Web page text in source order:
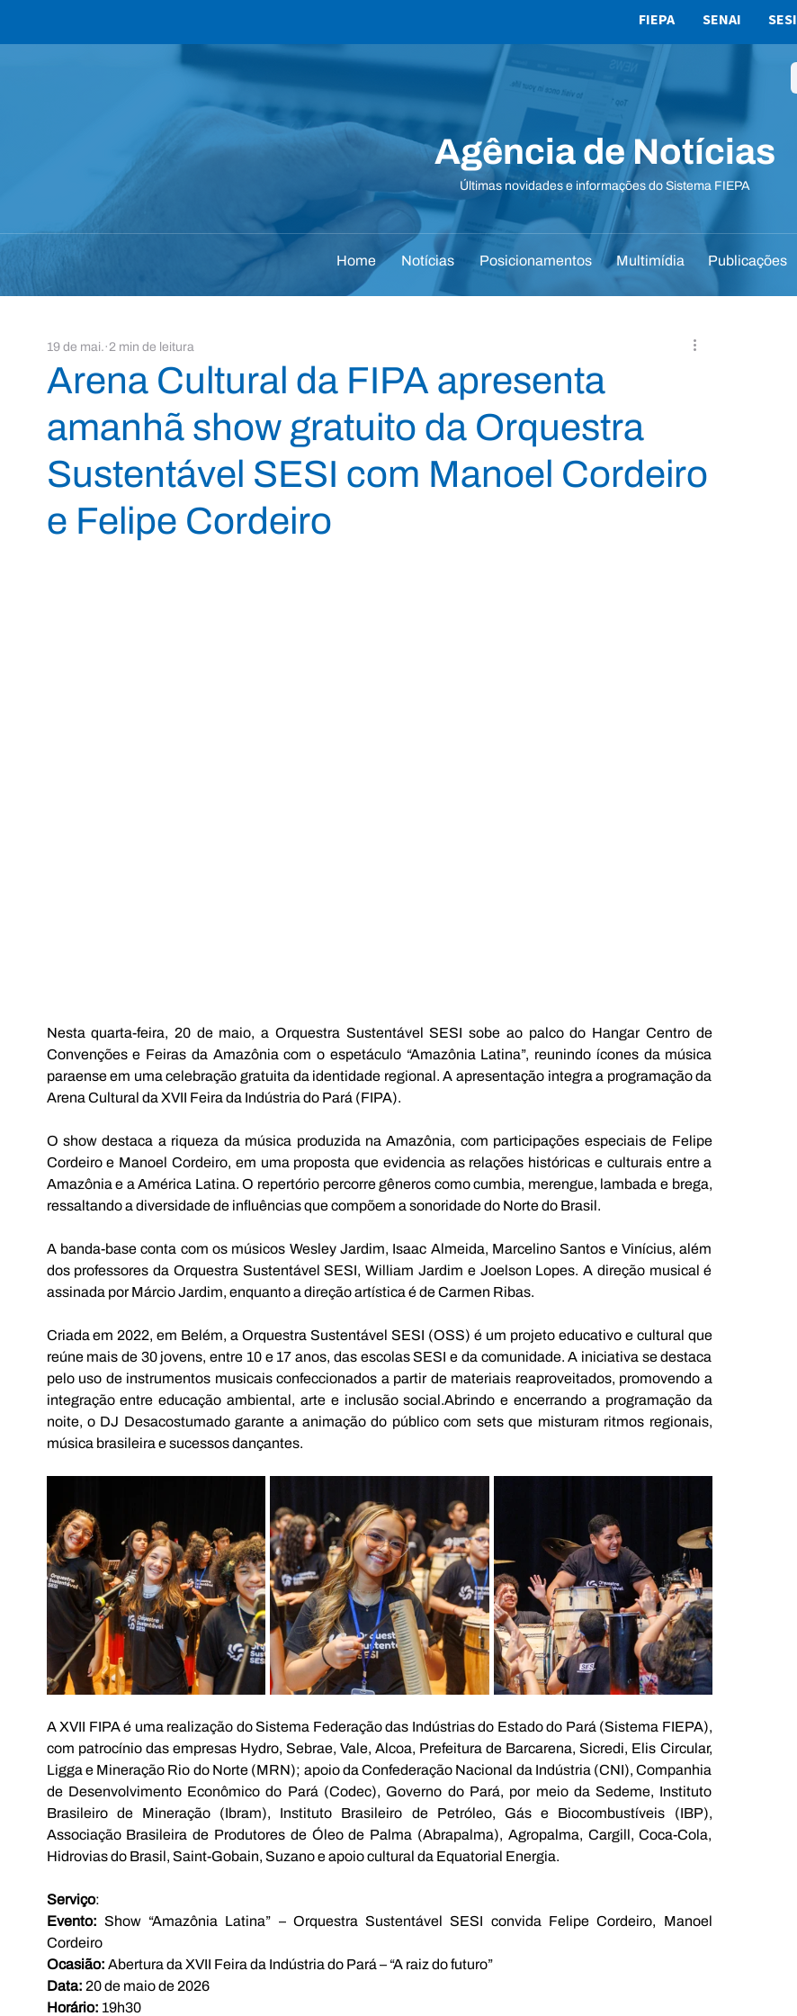
FIEPA SENAI SESI
Agência de Notícias
Últimas novidades e informações do Sistema FIEPA
Home Notícias Posicionamentos Multimídia Publicações
Arena Cultural da FIPA apresenta
amanhã show gratuito da Orquestra
Sustentável SESI com Manoel Cordeiro
e Felipe Cordeiro
19 de mai. 2 min de leitura
Nesta quarta-feira, 20 de maio, a Orquestra Sustentável SESI sobe ao palco do Hangar Centro de
Convenções e Feiras da Amazônia com o espetáculo “Amazônia Latina”, reunindo ícones da música
paraense em uma celebração gratuita da identidade regional. A apresentação integra a programação da
Arena Cultural da XVII Feira da Indústria do Pará (FIPA).
O show destaca a riqueza da música produzida na Amazônia, com participações especiais de Felipe
Cordeiro e Manoel Cordeiro, em uma proposta que evidencia as relações históricas e culturais entre a
Amazônia e a América Latina. O repertório percorre gêneros como cumbia, merengue, lambada e brega,
ressaltando a diversidade de influências que compõem a sonoridade do Norte do Brasil.
A banda-base conta com os músicos Wesley Jardim, Isaac Almeida, Marcelino Santos e Vinícius, além
dos professores da Orquestra Sustentável SESI, William Jardim e Joelson Lopes. A direção musical é
assinada por Márcio Jardim, enquanto a direção artística é de Carmen Ribas.
Criada em 2022, em Belém, a Orquestra Sustentável SESI (OSS) é um projeto educativo e cultural que
reúne mais de 30 jovens, entre 10 e 17 anos, das escolas SESI e da comunidade. A iniciativa se destaca
pelo uso de instrumentos musicais confeccionados a partir de materiais reaproveitados, promovendo a
integração entre educação ambiental, arte e inclusão social.Abrindo e encerrando a programação da
noite, o DJ Desacostumado garante a animação do público com sets que misturam ritmos regionais,
música brasileira e sucessos dançantes.
A XVII FIPA é uma realização do Sistema Federação das Indústrias do Estado do Pará (Sistema FIEPA),
com patrocínio das empresas Hydro, Sebrae, Vale, Alcoa, Prefeitura de Barcarena, Sicredi, Elis Circular,
Ligga e Mineração Rio do Norte (MRN); apoio da Confederação Nacional da Indústria (CNI), Companhia
de Desenvolvimento Econômico do Pará (Codec), Governo do Pará, por meio da Sedeme, Instituto
Brasileiro de Mineração (Ibram), Instituto Brasileiro de Petróleo, Gás e Biocombustíveis (IBP),
Associação Brasileira de Produtores de Óleo de Palma (Abrapalma), Agropalma, Cargill, Coca-Cola,
Hidrovias do Brasil, Saint-Gobain, Suzano e apoio cultural da Equatorial Energia.
Serviço:
Evento: Show “Amazônia Latina” – Orquestra Sustentável SESI convida Felipe Cordeiro, Manoel
Cordeiro
Ocasião: Abertura da XVII Feira da Indústria do Pará – “A raiz do futuro”
Data: 20 de maio de 2026
Horário: 19h30